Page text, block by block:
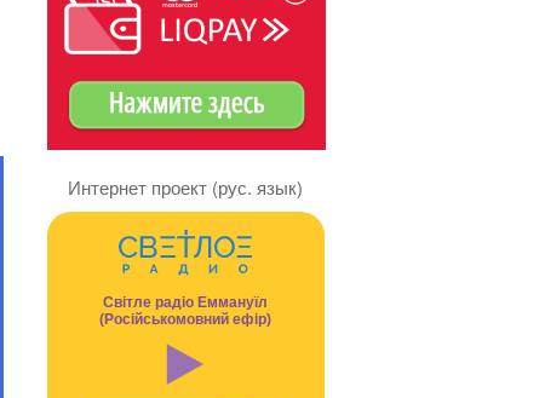
Интернет проект (рус. язык)
Світле радіо Еммануїл
(Російськомовний ефір)